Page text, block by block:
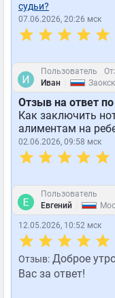
судьи?
07.06.2026, 20:26 мск
Пользователь
Иван
Отзыв на ответ
Как заключить
алиментам на
02.06.2026, 09:58 мск
Пользователь
Евгений
12.05.2026, 10:52 мск
Отзыв: Доброе
Вас за ответ!